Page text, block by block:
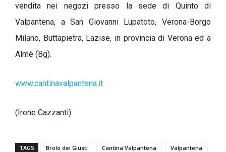
vendita nei negozi presso la sede di Quinto di
Valpantena, a San Giovanni Lupatoto, Verona-Borgo
Milano, Buttapietra, Lazise, in provincia di Verona ed a
Almè (Bg).
www.cantinavalpantena.it
(Irene Cazzanti)
TAGS Brolo dei Giusti Cantina Valpantena
Valpantena